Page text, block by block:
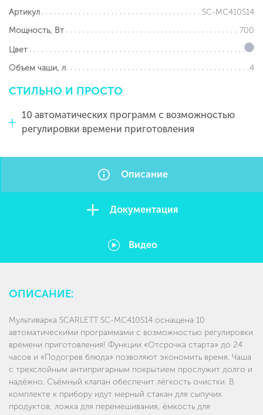
Артикул
SC-MC410S14
Мощность, Вт
700
Цвет
Объем чаши, л
4
СТИЛЬНО И ПРОСТО
10 автоматических программ с возможностью
регулировки времени приготовления
Описание
Документация
Видео
ОПИСАНИЕ:
Мультиварка SCARLETT SC-MC410S14 оснащена 10
автоматическими программами с возможностью регулировки
времени приготовления! Функции «Отсрочка старта» до 24
часов и «Подогрев блюда» позволяют экономить время. Чаша
с трехслойным антипригарным покрытием прослужит долго и
надёжно. Съёмный клапан обеспечит лёгкость очистки. В
комплекте к прибору идут мерный стакан для сыпучих
продуктов, ложка для перемешивания, ёмкость для